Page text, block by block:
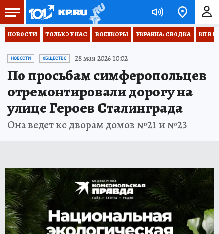
НОВОСТИ ТОЛЬКО У НАС ВОЕНКОРЫ УКРАИНА: СВОДКА КП В
НОВОСТИ ОБЩЕСТВО 28 мая 2026 10:02
По просьбам симферопольцев
отремонтировали дорогу на
улице Героев Сталинграда
Она ведет ко дворам домов №21 и №23